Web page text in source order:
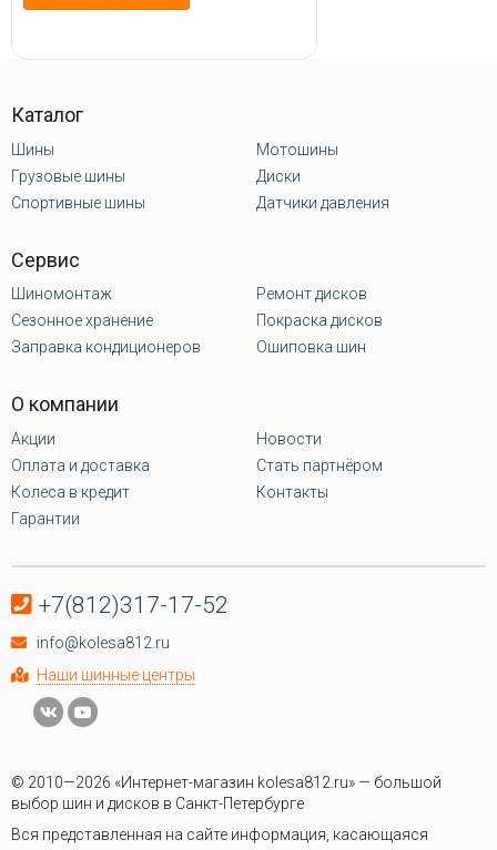
Каталог
Шины
Грузовые шины
Спортивные шины
Мотошины
Диски
Датчики давления
Сервис
Шиномонтаж
Сезонное хранение
Заправка кондиционеров
Ремонт дисков
Покраска дисков
Ошиповка шин
О компании
Акции
Оплата и доставка
Колеса в кредит
Гарантии
Новости
Стать партнёром
Контакты
+7(812)317-17-52
info@kolesa812.ru
Наши шинные центры
© 2010—2026 «Интернет-магазин kolesa812.ru» — большой
выбор шин и дисков в Санкт-Петербурге
Вся представленная на сайте информация, касающаяся